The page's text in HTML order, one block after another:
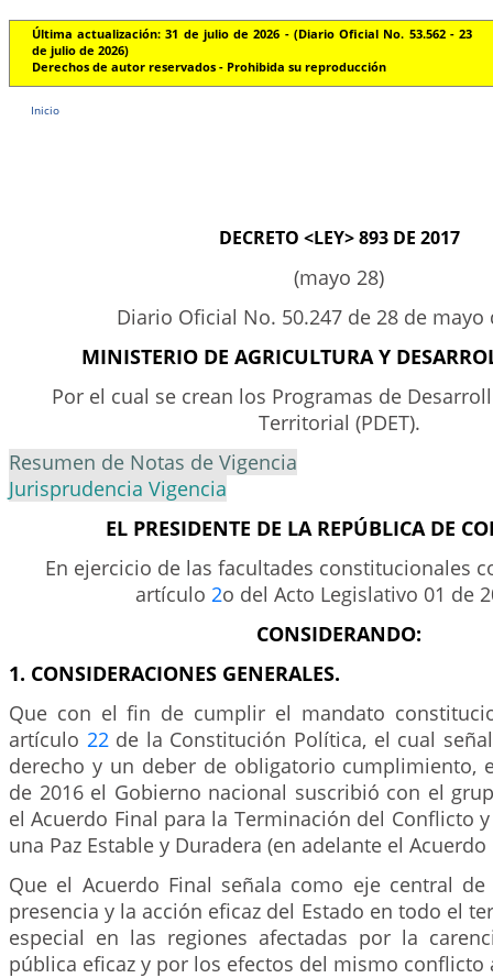
Última actualización: 31 de julio de 2026 - (Diario Oficial No. 53.562 - 23
de julio de 2026)
Derechos de autor reservados - Prohibida su reproducción
Inicio
DECRETO <LEY> 893 DE 2017
(mayo 28)
Diario Oficial No. 50.247 de 28 de mayo
MINISTERIO DE AGRICULTURA Y
Por el cual se crean los Programas de
Territorial (PDET).
Resumen de Notas de Vigencia
Jurisprudencia Vigencia
EL PRESIDENTE DE LA REPÚBLICA DE
En ejercicio de las facultades constitucionales
artículo 2o del Acto Legislativo 01 de
CONSIDERANDO:
1. CONSIDERACIONES GENERALES.
Que con el fin de cumplir el mandato
artículo 22de la Constitución Política, el cual
derecho y un deber de obligatorio cumplimiento,
de 2016 el Gobierno nacional suscribió con el
el Acuerdo Final para la Terminación del Conflicto
una Paz Estable y Duradera (en adelante el Acuerdo
Que el Acuerdo Final señala como eje central
presencia y la acción eficaz del Estado en todo el
especial en las regiones afectadas por la
pública eficaz y por los efectos del mismo